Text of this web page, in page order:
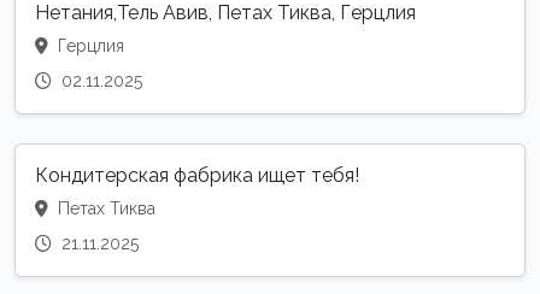
Нетания,Тель Авив, Петах Тиква, Герцлия
Герцлия
02.11.2025
Кондитерская фабрика ищет тебя!
Петах Тиква
21.11.2025